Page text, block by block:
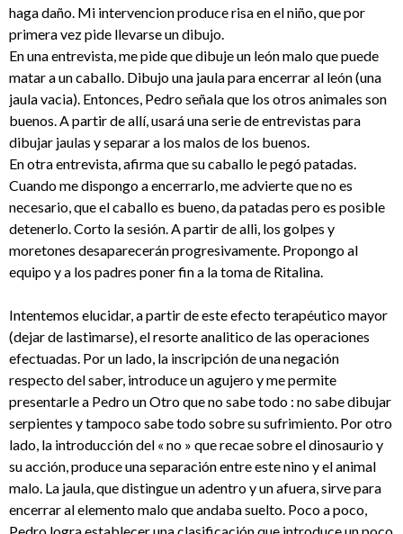
haga daño. Mi intervencion produce risa en el niño, que por
primera vez pide llevarse un dibujo.
En una entrevista, me pide que dibuje un león malo que puede
matar a un caballo. Dibujo una jaula para encerrar al león (una
jaula vacia). Entonces, Pedro señala que los otros animales son
buenos. A partir de allí, usará una serie de entrevistas para
dibujar jaulas y separar a los malos de los buenos.
En otra entrevista, afirma que su caballo le pegó patadas.
Cuando me dispongo a encerrarlo, me advierte que no es
necesario, que el caballo es bueno, da patadas pero es posible
detenerlo. Corto la sesión. A partir de alli, los golpes y
moretones desaparecerán progresivamente. Propongo al
equipo y a los padres poner fin a la toma de Ritalina.
Intentemos elucidar, a partir de este efecto terapéutico mayor
(dejar de lastimarse), el resorte analitico de las operaciones
efectuadas. Por un lado, la inscripción de una negación
respecto del saber, introduce un agujero y me permite
presentarle a Pedro un Otro que no sabe todo : no sabe dibujar
serpientes y tampoco sabe todo sobre su sufrimiento. Por otro
lado, la introducción del « no » que recae sobre el dinosaurio y
su acción, produce una separación entre este nino y el animal
malo. La jaula, que distingue un adentro y un afuera, sirve para
encerrar al elemento malo que andaba suelto. Poco a poco,